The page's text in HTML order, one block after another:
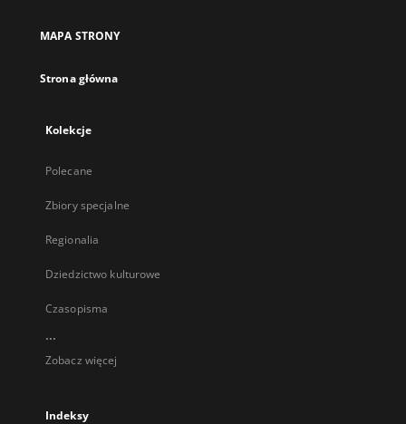
MAPA STRONY
Strona główna
Kolekcje
Polecane
Zbiory specjalne
Regionalia
Dziedzictwo kulturowe
Czasopisma
...
Zobacz więcej
Indeksy